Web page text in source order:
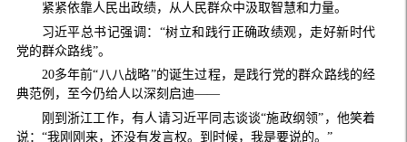
紧紧依靠人民出政绩，从人民群众中汲取智慧和力量。
习近平总书记强调：“树立和践行正确政绩观，走好新时代
党的群众路线”。
20多年前“八八战略”的诞生过程，是践行党的群众路线的经
典范例，至今仍给人以深刻启迪——
刚到浙江工作，有人请习近平同志谈谈“施政纲领”，他笑着
说：“我刚刚来，还没有发言权。到时候，我是要说的。”